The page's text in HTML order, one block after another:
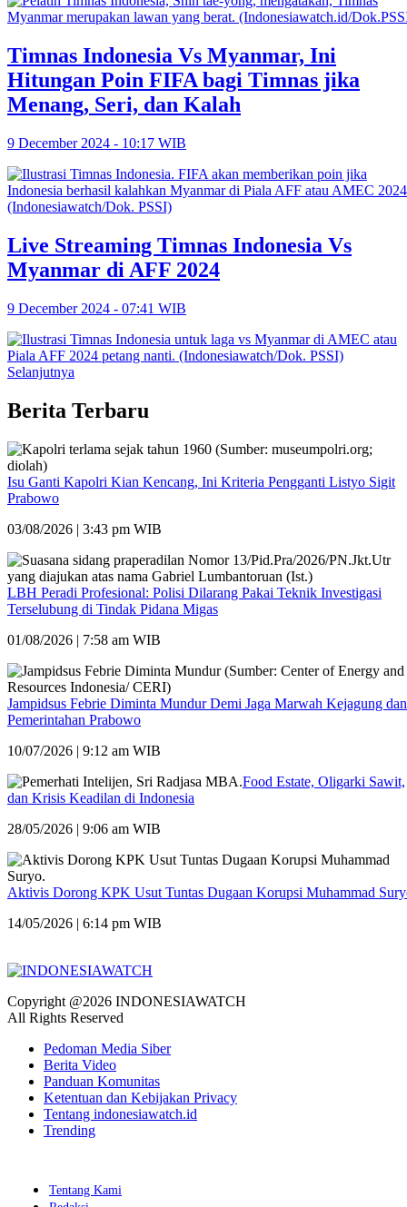
Timnas Indonesia Vs Myanmar, Ini
Hitungan Poin FIFA bagi Timnas jika
Menang, Seri, dan Kalah
9 December 2024 - 10:17 WIB
Live Streaming Timnas Indonesia Vs
Myanmar di AFF 2024
9 December 2024 - 07:41 WIB
Selanjutnya
Berita Terbaru
Isu Ganti Kapolri Kian Kencang, Ini Kriteria Pengganti Listyo Sigit
Prabowo
03/08/2026 | 3:43 pm WIB
LBH Peradi Profesional: Polisi Dilarang Pakai Teknik Investigasi
Terselubung di Tindak Pidana Migas
01/08/2026 | 7:58 am WIB
Jampidsus Febrie Diminta Mundur Demi Jaga Marwah Kejagung dan
Pemerintahan Prabowo
10/07/2026 | 9:12 am WIB
Food Estate, Oligarki Sawit,
dan Krisis Keadilan di Indonesia
28/05/2026 | 9:06 am WIB
Aktivis Dorong KPK Usut Tuntas Dugaan Korupsi Muhammad
14/05/2026 | 6:14 pm WIB
Copyright @2026 INDONESIAWATCH
All Rights Reserved
Pedoman Media Siber
Berita Video
Panduan Komunitas
Ketentuan dan Kebijakan Privacy
Tentang indonesiawatch.id
Trending
Tentang Kami